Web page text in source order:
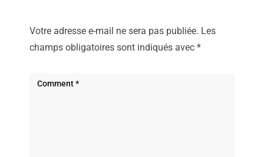
Votre adresse e-mail ne sera pas publiée. Les
champs obligatoires sont indiqués avec *